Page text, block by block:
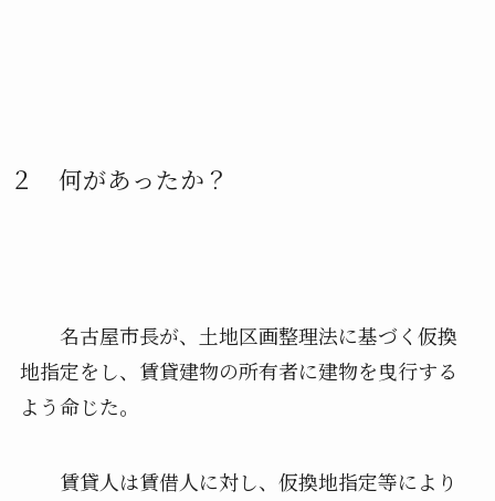
２ 何があったか？
名古屋市長が、土地区画整理法に基づく仮換
地指定をし、賃貸建物の所有者に建物を曳行する
よう命じた。
賃貸人は賃借人に対し、仮換地指定等により